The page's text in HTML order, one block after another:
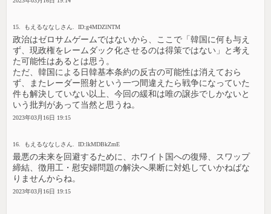
15. もえるななしさん. ID:g4MDZlNTM
政治はゼロサムゲームではないから、ここで「韓国に何も与え
ず、現政権をレームダック化させるのは得策ではない」と考え
た可能性はあるとは思う。
ただ、韓国による日韓基本条約の反古の可能性は消えておら
ず、またレーダー照射という一つ間違えたら戦争になっていた
件も解決していない以上、今回の緩和は唯の譲歩でしかないと
いう批判があって当然と思うね。
2023年03月16日 19:15
16. もえるななしさん. ID:lkMDBkZmE
最悪の未来を回避するために、ホワイト国への復帰、スワップ
締結、徴用工・慰安婦問題の解決へ果断に対処していかねばな
りませんからね。
2023年03月16日 19:15